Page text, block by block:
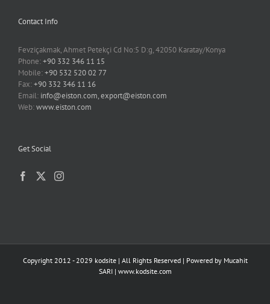
Contact Info
Fevziçakmak, Ahmet Petekçi Cd No:5 D:g, 42050 Karatay/Konya
Phone:+90 332 346 11 15
Mobile:+90 532 520 02 77
Fax:+90 332 346 11 16
Email: info@eiston.com, export@eiston.com
Web:www.eiston.com
Get Social
Copyright 2012 - 2029 kodsite | All Rights Reserved | Powered by Mucahit
SARI| www.kodsite.com